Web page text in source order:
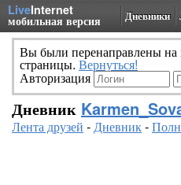
LiveInternet
мобильная версия Дневники
Вы были перенаправлены
страницы. Вернуться!
Авторизация
Дневник
Лента друзей -Дневник-